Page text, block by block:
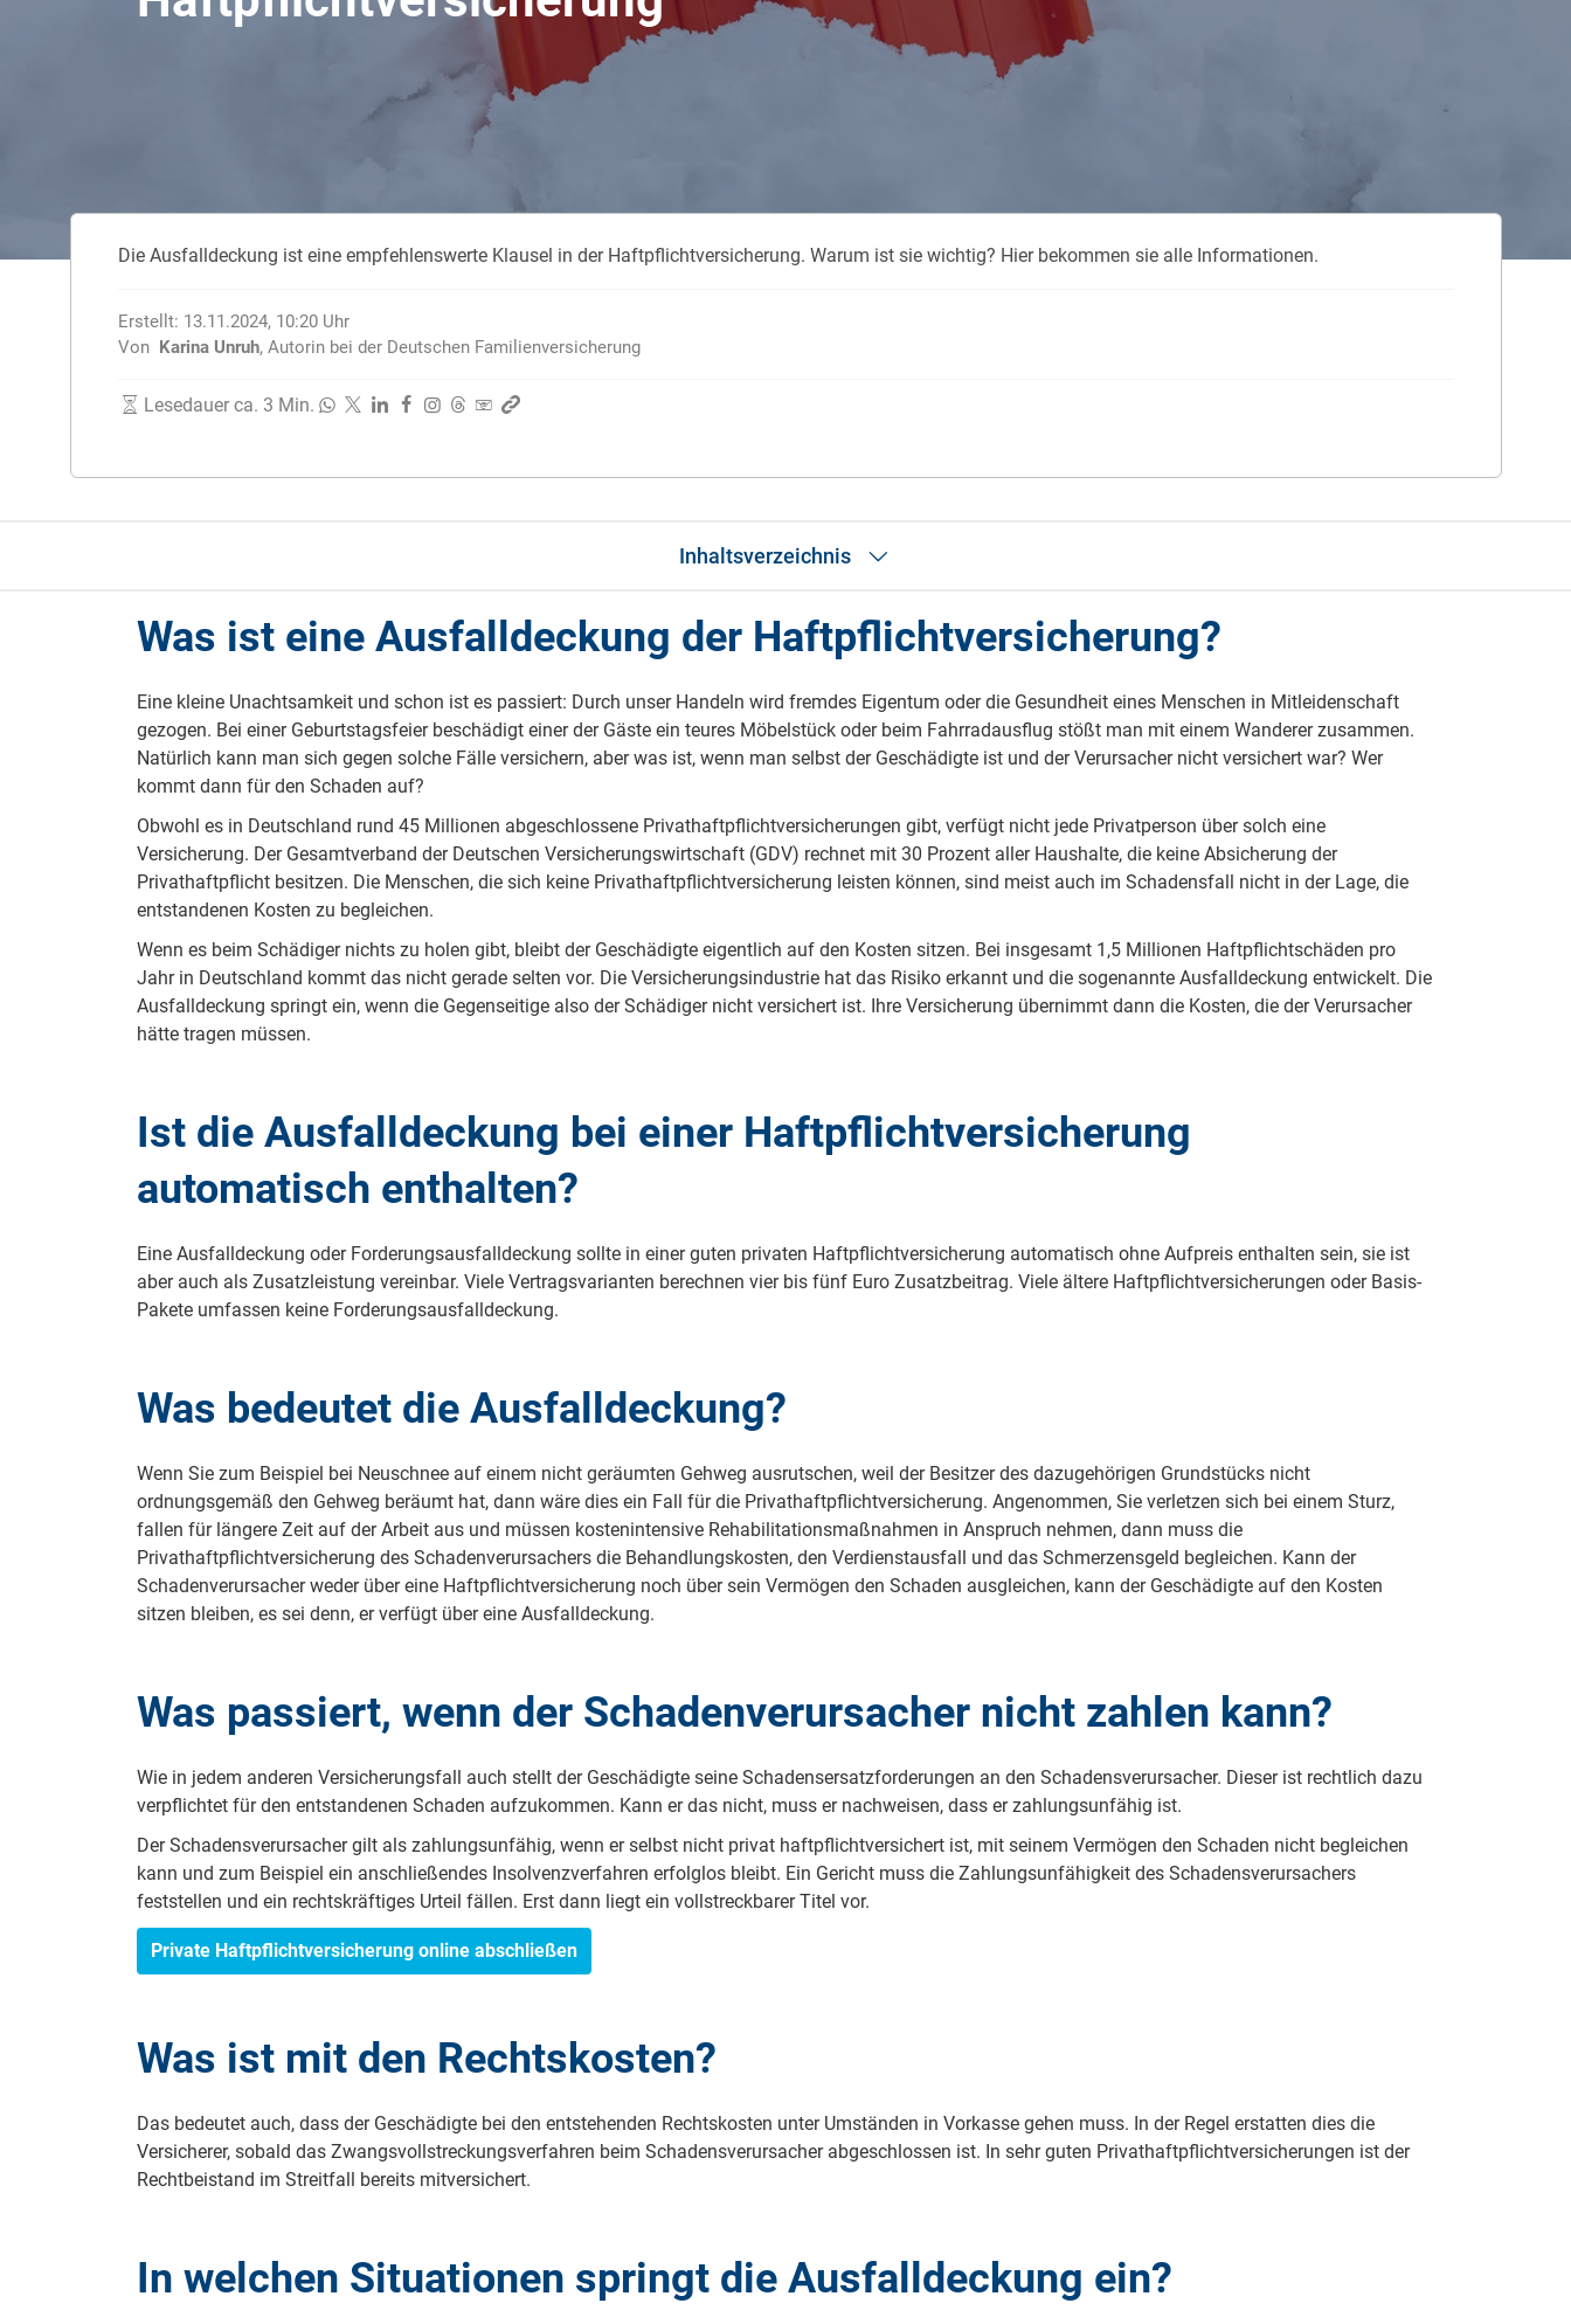
Unfallversicherung
Rasseportrait des Dackels
Würmer, Wurmkur & Entwurmung
Tierarztkosten für Hunde 2025
Packliste Urlaub
Portugal Urlaub
Ausfalldeckung in der Haftpflicht
Kurzschluss und Überspannung
Die Ausfalldeckung ist eine empfehlenswerte Klausel in der Haftpflichtversicherung. Warum ist sie wichtig? Hier bekommen sie alle Informationen.
Erstellt: 13.11.2024, 10:20Uhr
Von Karina Unruh, Autorin bei der Deutschen Familienversicherung
Lesedauer ca. 3 Min.
Inhaltsverzeichnis
Was ist eine Ausfalldeckung der Haftpflichtversicherung?
Ist die Ausfalldeckung bei einer Haftpflichtversicherung automatisch enthalten?
Was passiert, wenn der Schadenverursacher nicht zahlen kann?
Was ist mit den Rechtskosten?
Welche Voraussetzungen gelten für eine Ausfalldeckung?
Alte Tarife oft ohne Ausfalldeckung
Worauf sollten Sie beim Abschluss einer privaten Haftpflichtversicherung achten?
Keine versteckten Selbstbehalte
Was ist Opferschutz?
Was ist eine Ausfalldeckung der Haftpflichtversicherung?
Eine kleine Unachtsamkeit und schon ist es passiert: Durch unser Handeln wird fremdes Eigentum oder die Gesundheit eines Menschen in Mitleidenschaft
gezogen. Bei einer Geburtstagsfeier beschädigt einer der Gäste ein teures Möbelstück oder beim Fahrradausflug stößt man mit einem Wanderer zusammen.
Natürlich kann man sich gegen solche Fälle versichern, aber was ist, wenn man selbst der Geschädigte ist und der Verursacher nicht versichert war? Wer
kommt dann für den Schaden auf?
Obwohl es in Deutschland rund 45 Millionen abgeschlossene Privathaftpflichtversicherungen gibt, verfügt nicht jede Privatperson über solch eine
Versicherung. Der Gesamtverband der Deutschen Versicherungswirtschaft (GDV) rechnet mit 30 Prozent aller Haushalte, die keine Absicherung der
Privathaftpflicht besitzen. Die Menschen, die sich keine Privathaftpflichtversicherung leisten können, sind meist auch im Schadensfall nicht in der Lage, die
entstandenen Kosten zu begleichen.
Wenn es beim Schädiger nichts zu holen gibt, bleibt der Geschädigte eigentlich auf den Kosten sitzen. Bei insgesamt 1,5 Millionen Haftpflichtschäden pro
Jahr in Deutschland kommt das nicht gerade selten vor. Die Versicherungsindustrie hat das Risiko erkannt und die sogenannte Ausfalldeckung entwickelt. Die
Ausfalldeckung springt ein, wenn die Gegenseitige also der Schädiger nicht versichert ist. Ihre Versicherung übernimmt dann die Kosten, die der Verursacher
hätte tragen müssen.
Ist die Ausfalldeckung bei einer Haftpflichtversicherung
automatisch enthalten?
Eine Ausfalldeckung oder Forderungsausfalldeckung sollte in einer guten privaten Haftpflichtversicherung automatisch ohne Aufpreis enthalten sein, sie ist
aber auch als Zusatzleistung vereinbar. Viele Vertragsvarianten berechnen vier bis fünf Euro Zusatzbeitrag. Viele ältere Haftpflichtversicherungen oder Basis-
Pakete umfassen keine Forderungsausfalldeckung.
Was bedeutet die Ausfalldeckung?
Wenn Sie zum Beispiel bei Neuschnee auf einem nicht geräumten Gehweg ausrutschen, weil der Besitzer des dazugehörigen Grundstücks nicht
ordnungsgemäß den Gehweg beräumt hat, dann wäre dies ein Fall für die Privathaftpflichtversicherung. Angenommen, Sie verletzen sich bei einem Sturz,
fallen für längere Zeit auf der Arbeit aus und müssen kostenintensive Rehabilitationsmaßnahmen in Anspruch nehmen, dann muss die
Privathaftpflichtversicherung des Schadenverursachers die Behandlungskosten, den Verdienstausfall und das Schmerzensgeld begleichen. Kann der
Schadenverursacher weder über eine Haftpflichtversicherung noch über sein Vermögen den Schaden ausgleichen, kann der Geschädigte auf den Kosten
sitzen bleiben, es sei denn, er verfügt über eine Ausfalldeckung.
Was passiert, wenn der Schadenverursacher nicht zahlen kann?
Wie in jedem anderen Versicherungsfall auch stellt der Geschädigte seine Schadensersatzforderungen an den Schadensverursacher. Dieser ist rechtlich dazu
verpflichtet für den entstandenen Schaden aufzukommen. Kann er das nicht, muss er nachweisen, dass er zahlungsunfähig ist.
Der Schadensverursacher gilt als zahlungsunfähig, wenn er selbst nicht privat haftpflichtversichert ist, mit seinem Vermögen den Schaden nicht begleichen
kann und zum Beispiel ein anschließendes Insolvenzverfahren erfolglos bleibt. Ein Gericht muss die Zahlungsunfähigkeit des Schadensverursachers
feststellen und ein rechtskräftiges Urteil fällen. Erst dann liegt ein vollstreckbarer Titel vor.
Private Haftpflichtversicherung online abschließen
Was ist mit den Rechtskosten?
Das bedeutet auch, dass der Geschädigte bei den entstehenden Rechtskosten unter Umständen in Vorkasse gehen muss. In der Regel erstatten dies die
Versicherer, sobald das Zwangsvollstreckungsverfahren beim Schadensverursacher abgeschlossen ist. In sehr guten Privathaftpflichtversicherungen ist der
Rechtbeistand im Streitfall bereits mitversichert.
In welchen Situationen springt die Ausfalldeckung ein?